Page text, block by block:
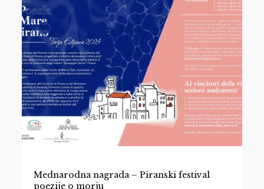
Mednarodna nagrada – Piranski festival
poezije o morju